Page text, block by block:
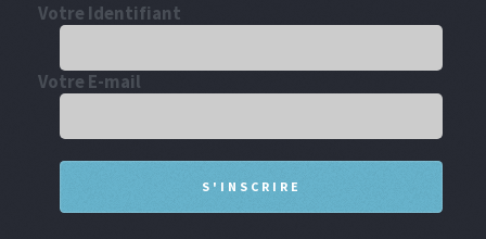
Votre Identifiant
Votre E-mail